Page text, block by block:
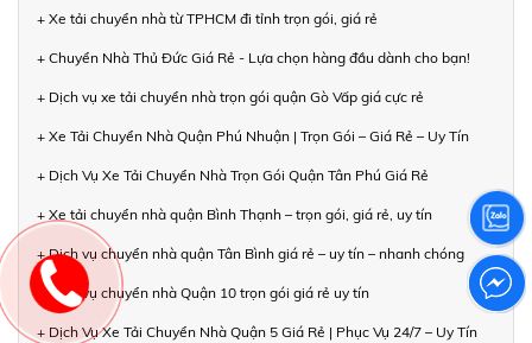
+ Xe tải chuyển nhà từ TPHCM đi tỉnh trọn gói, giá rẻ
+ Chuyển Nhà Thủ Đức Giá Rẻ - Lựa chọn hàng đầu dành cho bạn!
+ Dịch vụ xe tải chuyển nhà trọn gói quận Gò Vấp giá cực rẻ
+ Xe Tải Chuyển Nhà Quận Phú Nhuận | Trọn Gói – Giá Rẻ – Uy Tín
+ Dịch Vụ Xe Tải Chuyển Nhà Trọn Gói Quận Tân Phú Giá Rẻ
+ Xe tải chuyển nhà quận Bình Thạnh – trọn gói, giá rẻ, uy tín
+ Dịch vụ chuyển nhà quận Tân Bình giá rẻ – uy tín – nhanh chóng
+ Dịch vụ chuyển nhà Quận 10 trọn gói giá rẻ uy tín
+ Dịch Vụ Xe Tải Chuyển Nhà Quận 5 Giá Rẻ | Phục Vụ 24/7 – Uy Tín